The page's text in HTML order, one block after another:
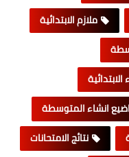
ملازم الابتدائية
انشاء المتوسطة
نتائج الامتحانات